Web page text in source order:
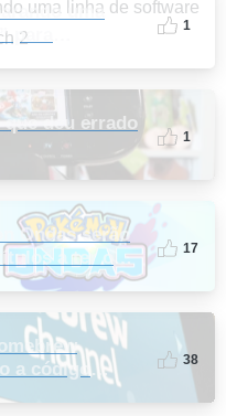
uma
para
1
deu errado
1
Ondas serão
a ter o
17
a código
38